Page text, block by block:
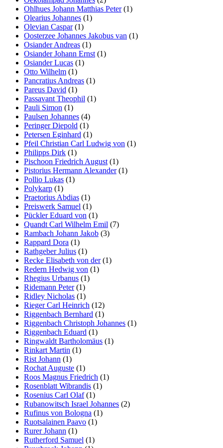
Ohlhues Johann Matthias Peter(1)
Olearius Johannes (1)
Olevian Caspar(1)
Oosterzee Johannes Jakobus van (1)
Osiander Andreas (1)
Osiander Johann Ernst (1)
Osiander Lucas (1)
Otto Wilhelm (1)
Pancratius Andreas (1)
Pareus David (1)
Passavant Theophil (1)
Pauli Simon (1)
Paulsen Johannes (4)
Peringer Diepold (1)
Petersen Eginhard (1)
Pfeil Christian Carl Ludwig von (1)
Philipps Dirk (1)
Pischoon Friedrich August (1)
Pistorius Hermann Alexander(1)
Pollio Lukas (1)
Polykarp (1)
Praetorius Abdias (1)
Preiswerk Samuel (1)
Pückler Eduard von (1)
Quandt Carl Wilhelm Emil (7)
Rambach Johann Jakob (3)
Rappard Dora (1)
Rathgeber Julius (1)
Recke Elisabeth von der(1)
Redern Hedwig von (1)
Rhegius Urbanus (1)
Ridemann Peter(1)
Ridley Nicholas (1)
Rieger Carl Heinrich (12)
Riggenbach Bernhard (1)
Riggenbach Christoph Johannes (1)
Riggenbach Eduard (1)
Ringwaldt Bartholomäus (1)
Rinkart Martin (1)
Rist Johann (1)
Rochat Auguste (1)
Roos Magnus Friedrich (1)
Rosenblatt Wibrandis (1)
Rosenius Carl Olaf(1)
Rubanowitsch Israel Johannes (2)
Rufinus von Bologna (1)
Ruotsalainen Paavo (1)
Rurer Johann (1)
Rutherford Samuel (1)